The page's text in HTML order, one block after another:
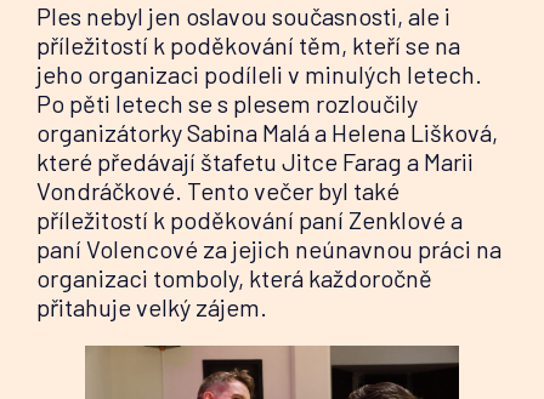
Ples nebyl jen oslavou současnosti, ale i
příležitostí k poděkování těm, kteří se na
jeho organizaci podíleli v minulých letech.
Po pěti letech se s plesem rozloučily
organizátorky Sabina Malá a Helena Lišková,
které předávají štafetu Jitce Farag a Marii
Vondráčkové. Tento večer byl také
příležitostí k poděkování paní Zenklové a
paní Volencové za jejich neúnavnou práci na
organizaci tomboly, která každoročně
přitahuje velký zájem.